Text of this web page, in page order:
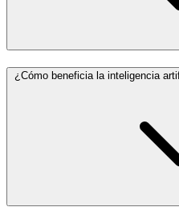
¿Cómo beneficia la inteligencia